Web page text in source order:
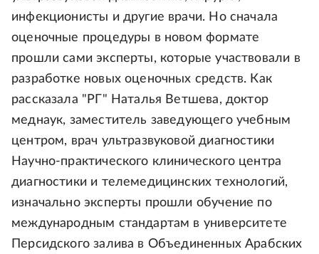
инфекционисты и другие врачи. Но сначала
оценочные процедуры в новом формате
прошли сами эксперты, которые участвовали в
разработке новых оценочных средств. Как
рассказала "РГ" Наталья Ветшева, доктор
меднаук, заместитель заведующего учебным
центром, врач ультразвуковой диагностики
Научно-практического клинического центра
диагностики и телемедицинских технологий,
изначально эксперты прошли обучение по
международным стандартам в университете
Персидского залива в Объединенных Арабских